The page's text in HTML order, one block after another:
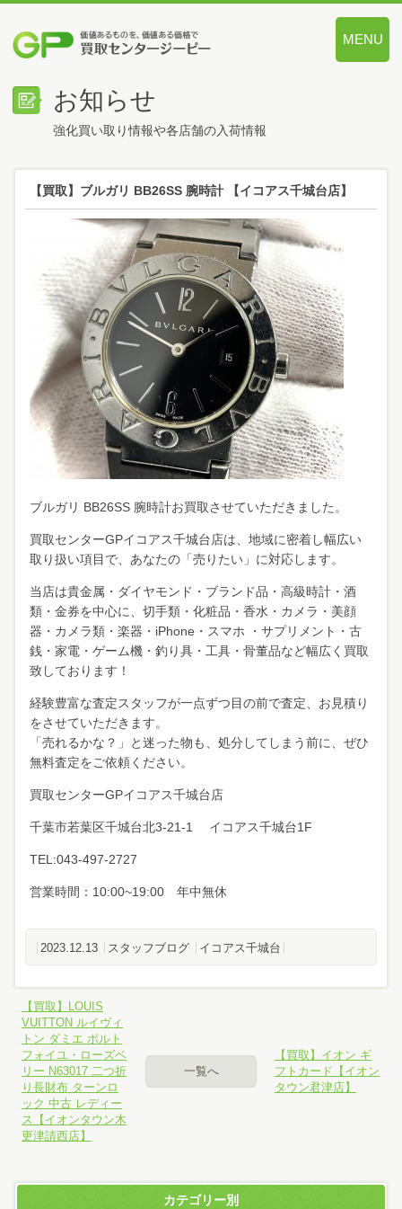
MENU
お知らせ
強化買い取り情報や各店舗の入荷情報
【買取】ブルガリ BB26SS 腕時計 【イコアス千城台店】
ブルガリ BB26SS 腕時計お買取させていただきました。
買取センターGPイコアス千城台店は、地域に密着し幅広い
取り扱い項目で、あなたの「売りたい」に対応します。
当店は貴金属・ダイヤモンド・ブランド品・高級時計・酒
類・金券を中心に、切手類・化粧品・香水・カメラ・美顔
器・カメラ類・楽器・iPhone・スマホ ・サプリメント・古
銭・家電・ゲーム機・釣り具・工具・骨董品など幅広く買取
致しております！
経験豊富な査定スタッフが一点ずつ目の前で査定、お見積り
をさせていただきます。
「売れるかな？」と迷った物も、処分してしまう前に、ぜひ
無料査定をご依頼ください。
買取センターGPイコアス千城台店
千葉市若葉区千城台北3-21-1 イコアス千城台1F
TEL:043-497-2727
営業時間：10:00~19:00 年中無休
2023.12.13 スタッフブログ イコアス千城台
【買取】LOUIS
VUITTON ルイヴィ
トン ダミエ ポルト
フォイユ・ローズベ
リー N63017 二つ折
り長財布 ターンロ
ック 中古 レディー
ス【イオンタウン木
更津請西店】
一覧へ
【買取】イオン ギ
フトカード【イオン
タウン君津店】
カテゴリー別